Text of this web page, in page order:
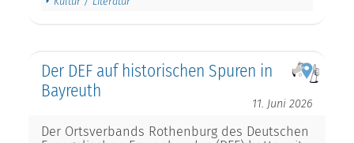
Der DEF auf historischen Spuren in
Bayreuth
11. Juni 2026
Der Ortsverbands Rothenburg des Deutschen